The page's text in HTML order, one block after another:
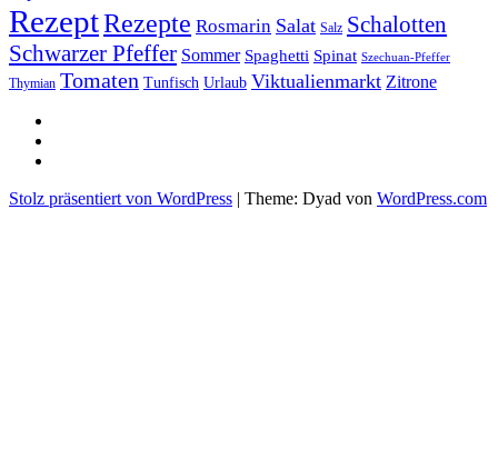
RezeptRezepte Rosmarin Salat Salz Schalotten
Schwarzer Pfeffer Sommer Spaghetti Spinat Szechuan-Pfeffer
Thymian Tomaten Tunfisch Urlaub Viktualienmarkt Zitrone
Stolz präsentiert von WordPress | Theme: Dyad von WordPress.com